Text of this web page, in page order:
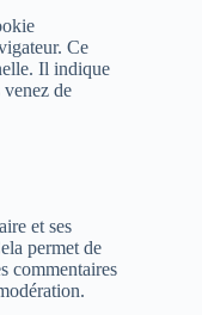
Ce
Il indique
de
et ses
permet de
commentaires